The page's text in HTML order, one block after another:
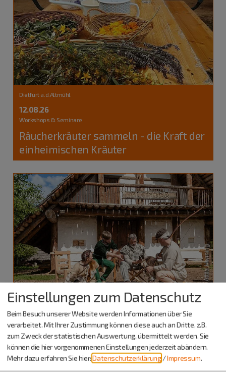
Dietfurt a.d.Altmühl
12.08.26
Workshops & Seminare
Räucherkräuter sammeln - die Kraft der
einheimischen Kräuter
Dietfurt a.d.Altmühl
27.09.26
Workshops & Seminare
Messer schmieden
Einstellungen zum Datenschutz
Beim Besuch unserer Website werden Informationen über Sie
verarbeitet. Mit Ihrer Zustimmung können diese auch an Dritte, z.B.
zum Zweck der statistischen Auswertung, übermittelt werden. Sie
können die hier vorgenommenen Einstellungen jederzeit abändern.
Mehr dazu erfahren Sie hier:Datenschutzerklärung /Impressum.